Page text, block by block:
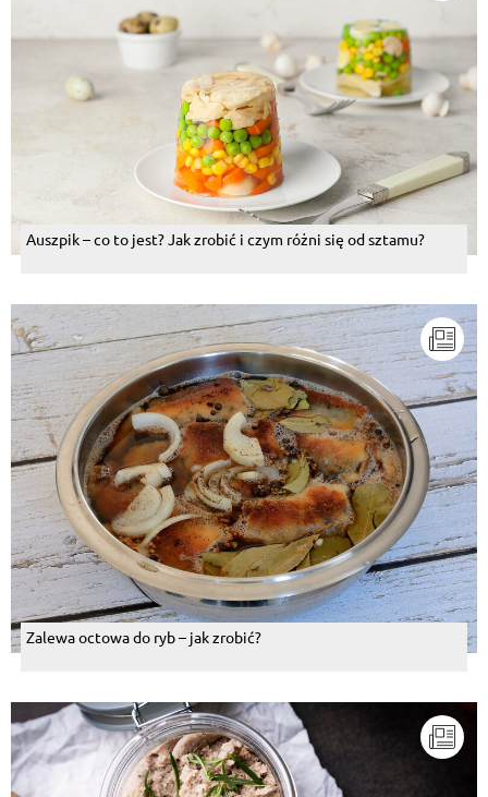
Andrzej Drewnik
1,5 kg pomidorów jedną cebula
Odpowiedz
Andrzej Drewnik, 08.08.2014
Ja tam bym jakąś szprote
Odpowiedz
Emilia Baranowska, 08.08.2014
Sahnepudding Schokolade, 08.08.2014
mmm pychotka
Odpowiedz
Wanda Tańska-Wiśniewska, 08.08.2014
Jak fasola, to może po bretoński, albo sałatka z
fasoli, albo zimniejszą porą pyszna fasolówka, albo
....
Odpowiedz
Piotr Falkowski, 08.08.2014
Kuchnia jak kuchnia Bozenko.Azjatycki relaks po
takim jedzonku
Witold Klimowski, 08.08.2014
Nie lubię takiej kuchni.Nie ma jak schabowy z
kapustką i ziemniaczkami!
Auszpik – co to jest? Jak zrobić i czym różni się od sztamu?
Zalewa octowa do ryb – jak zrobić?